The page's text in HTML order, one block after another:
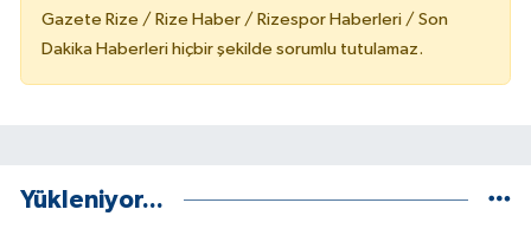
Gazete Rize / Rize Haber / Rizespor Haberleri / Son
Dakika Haberleri hiçbir şekilde sorumlu tutulamaz.
Yükleniyor...